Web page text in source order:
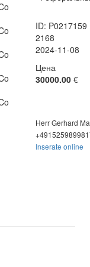
ID: P0217159
2168
2024-11-08
Цена
30000.00 €
Herr Gerhard
+49152598
Inserate online